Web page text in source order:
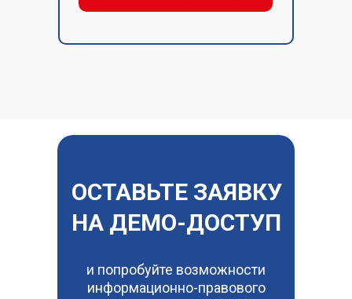
и попробуйте возможности
информационно-правового
ОСТАВЬТЕ ЗАЯВКУ
НА ДЕМО-ДОСТУП